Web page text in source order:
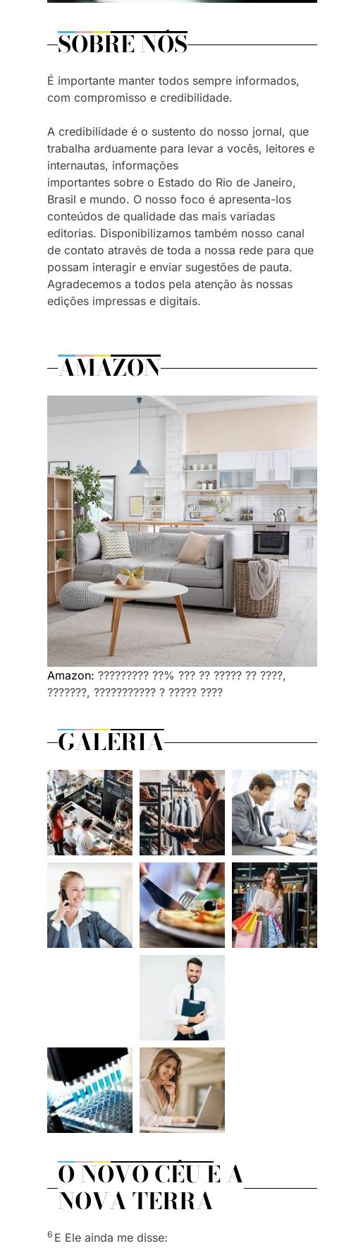
SOBRE NÓS
É importante manter todos sempre informados,
com compromisso e credibilidade.
A credibilidade é o sustento do nosso jornal, que
trabalha arduamente para levar a vocês, leitores e
internautas, informações
importantes sobre o Estado do Rio de Janeiro,
Brasil e mundo. O nosso foco é apresenta-los
conteúdos de qualidade das mais variadas
editorias. Disponibilizamos também nosso canal
de contato através de toda a nossa rede para que
possam interagir e enviar sugestões de pauta.
Agradecemos a todos pela atenção às nossas
edições impressas e digitais.
AMAZON
Amazon: ????????? ??% ??? ?? ????? ?? ????,
???????, ??????????? ? ????? ????
GALERIA
O NOVO CÉU E A
NOVA TERRA
6 E Ele ainda me disse: